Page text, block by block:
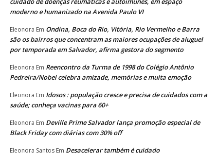
moderno e humanizado na Avenida Paulo VI
Eleonora Em Ondina, Boca do Rio, Vitória, Rio Vermelho e Barra
são os bairros que concentram as maiores ocupações de aluguel
por temporada em Salvador, afirma gestora do segmento
Eleonora Em Reencontro da Turma de 1998 do Colégio Antônio
Pedreira/Nobel celebra amizade, memórias e muita emoção
Eleonora Em Idosos : população cresce e precisa de cuidados com a
saúde; conheça vacinas para 60+
Eleonora Em Deville Prime Salvador lança promoção especial de
Black Friday com diárias com 30% off
Eleonora Santos Em Desacelerar também é cuidado